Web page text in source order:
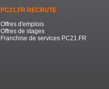
PC21.FR RECRUTE
Offres d'emplois
Offres de stages
Franchise de services PC21.FR